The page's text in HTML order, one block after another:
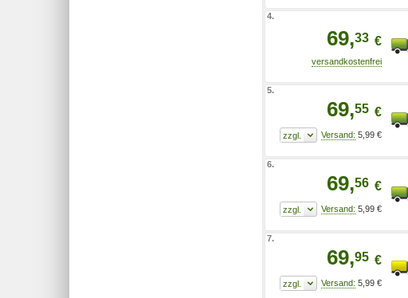
4.
69,33 €
5.
69,55 €
5,99 €
6.
69,56 €
5,99 €
7.
69,95 €
5,99 €